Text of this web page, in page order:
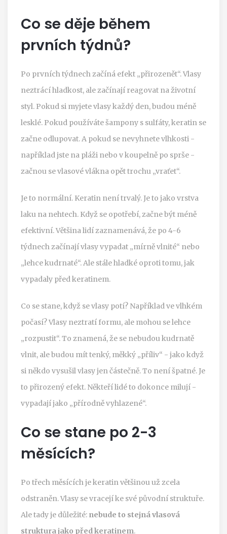
Co se děje během
prvních týdnů?
Po prvních týdnech začíná efekt „přirozenět“. Vlasy
neztrácí hladkost, ale začínají reagovat na životní
styl. Pokud si myjete vlasy každý den, budou méně
lesklé. Pokud používáte šampony s sulfáty, keratin se
začne odlupovat. A pokud se nevyhnete vlhkosti -
například jste na pláži nebo v koupelně po sprše -
začnou se vlasové vlákna opět trochu „vraťet“.
Je to normální. Keratin není trvalý. Je to jako vrstva
laku na nehtech. Když se opotřebí, začne být méně
efektivní. Většina lidí zaznamenává, že po 4-6
týdnech začínají vlasy vypadat „mírně vlnité“ nebo
„lehce kudrnaté“. Ale stále hladké oproti tomu, jak
vypadaly před keratinem.
Co se stane, když se vlasy potí? Například ve vlhkém
počasí? Vlasy neztratí formu, ale mohou se lehce
„rozpustit“. To znamená, že se nebudou kudrnatě
vlnit, ale budou mít tenký, měkký „příliv“ - jako když
si někdo vysušil vlasy jen částečně. To není špatné. Je
to přirozený efekt. Někteří lidé to dokonce milují -
vypadají jako „přírodně vyhlazené“.
Co se stane po 2-3
měsících?
Po třech měsících je keratin většinou už zcela
odstraněn. Vlasy se vracejí ke své původní struktuře.
Ale tady je důležité: nebude to stejná vlasová
struktura jako před keratinem.